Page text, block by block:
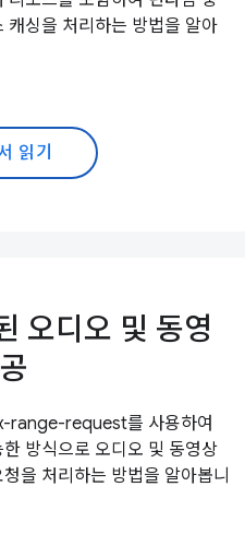
캐싱을 처리하는 방법을 알아
읽기
오디오 및 동영
range-request를 사용하여
한 방식으로 오디오 및 동영상
을 처리하는 방법을 알아봅니